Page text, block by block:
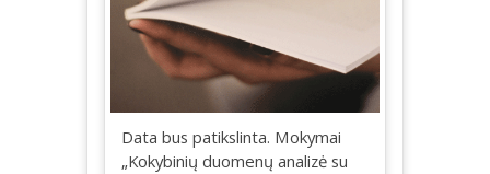
Data bus patikslinta. Mokymai
„Kokybinių duomenų analizė su